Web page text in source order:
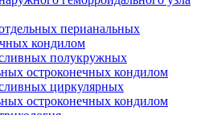
перианальных
кондилом
полукружных
остроконечных кондилом
циркулярных
остроконечных кондилом